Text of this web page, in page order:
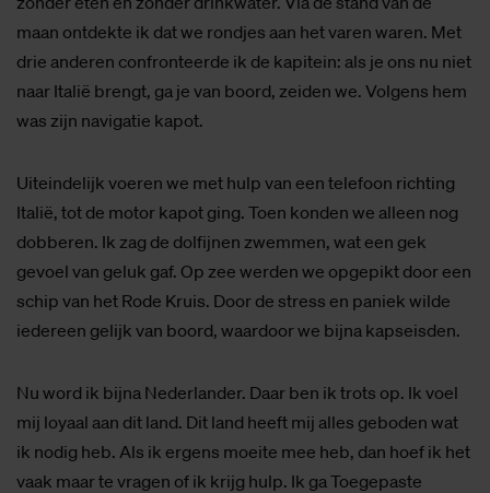
maan ontdekte ik dat we rondjes aan het varen waren. Met
drie anderen confronteerde ik de kapitein: als je ons nu niet
naar Italië brengt, ga je van boord, zeiden we. Volgens hem
was zijn navigatie kapot.
Uiteindelijk voeren we met hulp van een telefoon richting
Italië, tot de motor kapot ging. Toen konden we alleen nog
dobberen. Ik zag de dolfijnen zwemmen, wat een gek
gevoel van geluk gaf. Op zee werden we opgepikt door een
schip van het Rode Kruis. Door de stress en paniek wilde
iedereen gelijk van boord, waardoor we bijna kapseisden.
Nu word ik bijna Nederlander. Daar ben ik trots op. Ik voel
mij loyaal aan dit land. Dit land heeft mij alles geboden wat
ik nodig heb. Als ik ergens moeite mee heb, dan hoef ik het
vaak maar te vragen of ik krijg hulp. Ik ga Toegepaste